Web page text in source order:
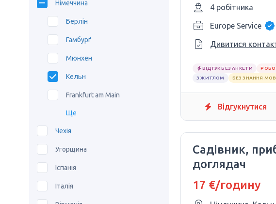
Німеччина
Берлін
Гамбурґ
Мюнхен
Кельн
Frankfurt am Main
Ще
Чехія
Угорщина
Іспанія
Італія
4 робітника
Europe Service
Дивитися
ВІДГУК БЕЗ АНКЕТИ
З ЖИТЛОМ
БЕЗ ЗНАННЯ
Відгукнутися
Садівник,
доглядач
17 €/годину